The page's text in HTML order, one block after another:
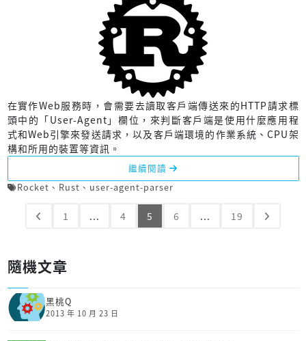
在實作Web服務時，會需要去讀取客戶端傳送來的HTTP請求標
頭中的「User-Agent」欄位，來判斷客戶端是使用什麼應用程
式和Web引擎來發送請求，以及客戶端環境的作業系統、CPU架
構和所用的裝置等資訊。
繼續閱讀
Rocket 、 Rust 、 user-agent-parser
1 ... 4 5 6 ... 19
隨機文章
黑桃Q
2013 年 10 月 23 日